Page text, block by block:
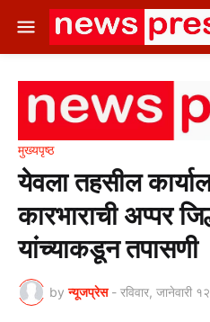
मुख्यपृष्ठ
येवला तहसील
कारभाराची अप्पर
यांच्याकडून तपासणी
by न्यूजप्रेस - रविवार, जानेवारी